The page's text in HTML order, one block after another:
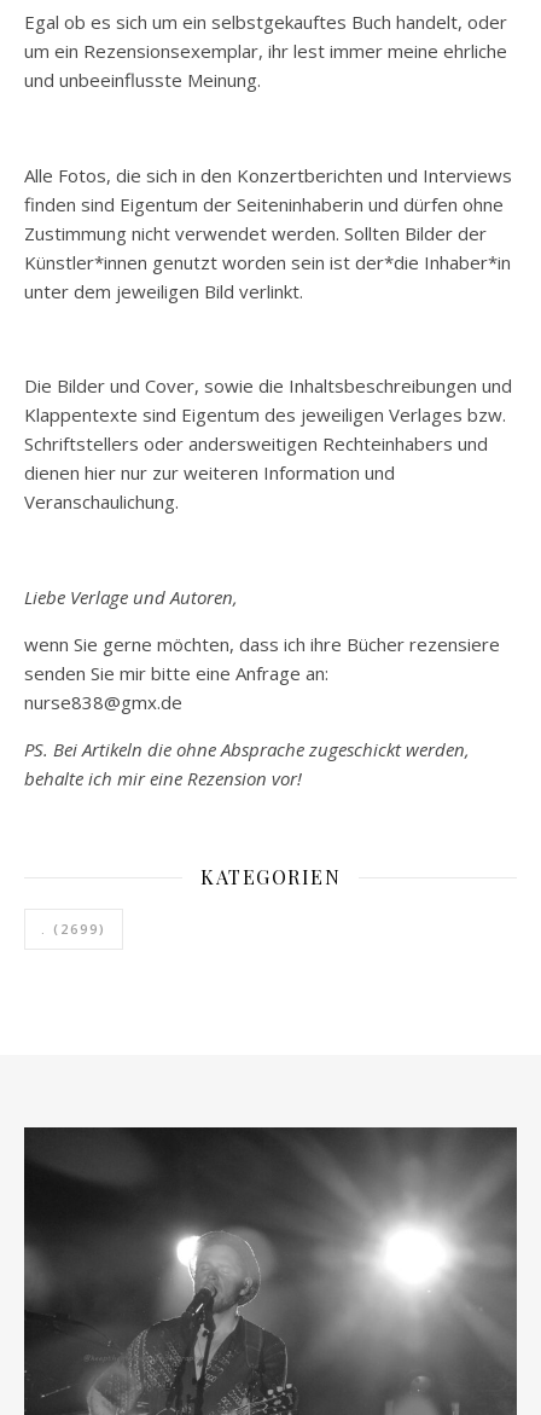
Egal ob es sich um ein selbstgekauftes Buch handelt, oder
um ein Rezensionsexemplar, ihr lest immer meine ehrliche
und unbeeinflusste Meinung.
Alle Fotos, die sich in den Konzertberichten und Interviews
finden sind Eigentum der Seiteninhaberin und dürfen ohne
Zustimmung nicht verwendet werden. Sollten Bilder der
Künstler*innen genutzt worden sein ist der*die Inhaber*in
unter dem jeweiligen Bild verlinkt.
Die Bilder und Cover, sowie die Inhaltsbeschreibungen und
Klappentexte sind Eigentum des jeweiligen Verlages bzw.
Schriftstellers oder andersweitigen Rechteinhabers und
dienen hier nur zur weiteren Information und
Veranschaulichung.
Liebe Verlage und Autoren,
wenn Sie gerne möchten, dass ich ihre Bücher rezensiere
senden Sie mir bitte eine Anfrage an:
nurse838@gmx.de
PS. Bei Artikeln die ohne Absprache zugeschickt werden,
behalte ich mir eine Rezension vor!
KATEGORIEN
. (2699)